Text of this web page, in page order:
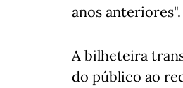
anos anteriores".
A bilheteira
do público ao